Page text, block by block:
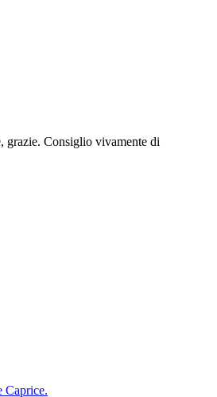
grazie. Consiglio vivamente di